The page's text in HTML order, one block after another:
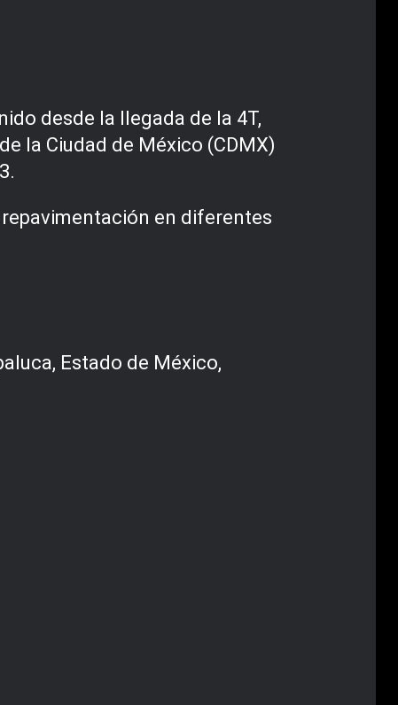
desde la llegada de la 4T,
la Ciudad de México (CDMX)
en diferentes
Estado de México,